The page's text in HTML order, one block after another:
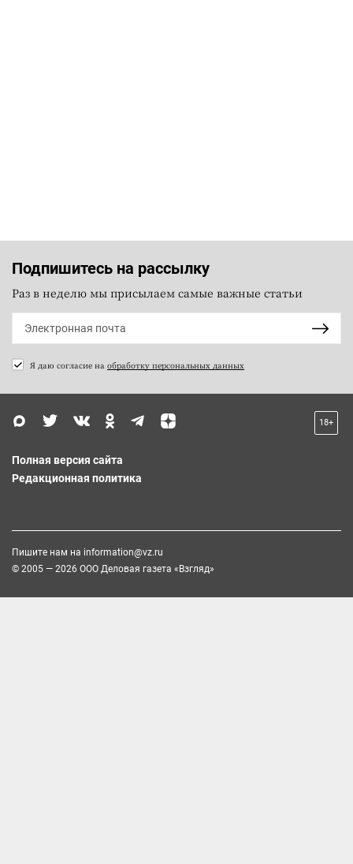
Подпишитесь на рассылку
Раз в неделю мы присылаем самые важные статьи
Я даю согласие на обработку персональных данных
18+
Полная версия сайта
Редакционная политика
Пишите нам на information@vz.ru
© 2005 — 2026 ООО Деловая газета «Взгляд»